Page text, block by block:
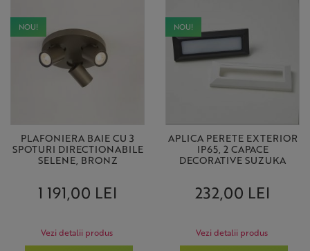
NOU!
PLAFONIERA BAIE CU 3
SPOTURI DIRECTIONABILE
SELENE, BRONZ
1 191,00 LEI
Vezi detalii produs
NOU!
APLICA PERETE EXTERIOR
IP65, 2 CAPACE
DECORATIVE SUZUKA
232,00 LEI
Vezi detalii produs